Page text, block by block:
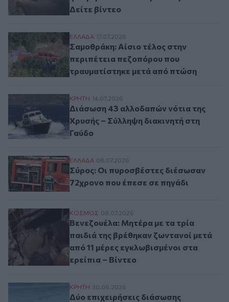
Δείτε βίντεο
Σαμοθράκη: Αίσιο τέλος στην
ΕΛΛAΔΑ 17.07.2026
Σαμοθράκη: Αίσιο τέλος στην
περιπέτεια πεζοπόρου που
τραυματίστηκε μετά από πτώση
Διάσωση 43 αλλοδαπών νότια της
ΚΡΗΤΗ 14.07.2026
Διάσωση 43 αλλοδαπών νότια της
Χρυσής – Σύλληψη διακινητή στη
Γαύδο
Σύρος: Οι πυροσβέστες διέσωσαν
ΕΛΛAΔΑ 08.07.2026
Σύρος: Οι πυροσβέστες διέσωσαν
72χρονο που έπεσε σε πηγάδι
Βενεζουέλα: Μητέρα με τα τρία παιδιά
ΚΟΣΜΟΣ 08.07.2026
Βενεζουέλα: Μητέρα με τα τρία
παιδιά της βρέθηκαν ζωντανοί μετά
από 11 μέρες εγκλωβισμένοι στα
ερείπια – Βίντεο
Δύο επιχειρήσεις διάσωσης παράτυπων
ΚΡΗΤΗ 30.06.2026
Δύο επιχειρήσεις διάσωσης